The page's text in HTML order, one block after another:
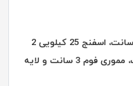
اسفنج 30 کیلویی ویژه 8 سانت، اسفنج 25 کیلویی 2
سانت، اسفنج پروفایل 30 کیلویی 3 سانت، مموری فوم 3 سانت و لایه